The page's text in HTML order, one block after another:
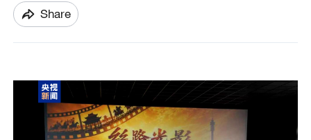
Share